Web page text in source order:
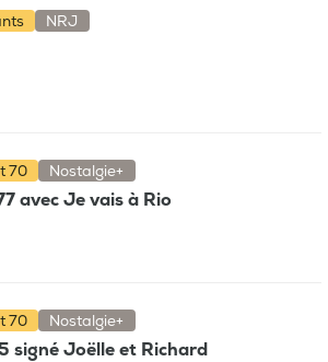
NRJ
70 Nostalgie+
avec Je vais à Rio
70 Nostalgie+
signé Joëlle et Richard